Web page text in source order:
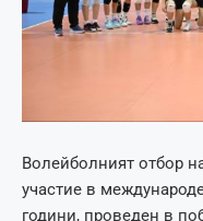
Волейболният отбор
участие в
години, проведен в